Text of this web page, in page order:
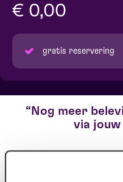
€ 0,00
gratis reservering
Nog meer
via
Heb je problemen met